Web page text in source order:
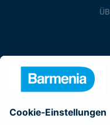
Barmenia ist